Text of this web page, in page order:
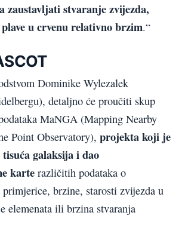
zaustavljati stvaranje zvijezda,
u crvenu relativno brzim.“
Dominike Wylezalek
detaljno će proučiti skup
MaNGA (Mapping Nearby
Point Observatory), projekta koji je
galaksija i dao
karte različitih podataka o
primjerice, brzine, starosti zvijezda u
elemenata ili brzina stvaranja